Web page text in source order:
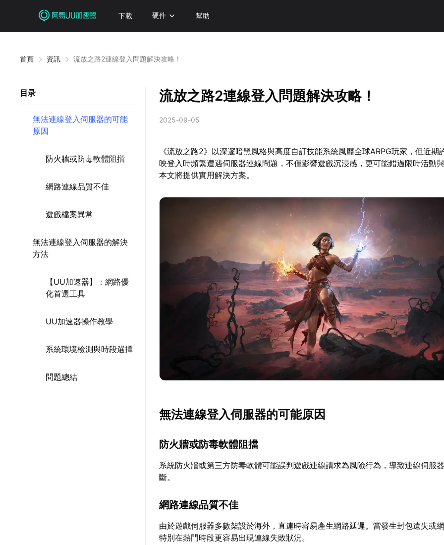
下載 硬件 幫助
首頁 資訊 流放之路2連線登入問題解決攻略！
目录
無法連線登入伺服器的可能
原因
防火牆或防毒軟體阻擋
網路連線品質不佳
遊戲檔案異常
無法連線登入伺服器的解決
方法
【UU加速器】：網路優
化首選工具
UU加速器操作教學
系統環境檢測與時段選擇
問題總結
流放之路2連線登入問題解決攻略！
2025-09-05
《流放之路2》以深邃暗黑風格與高度自訂技能系統風靡全球ARPG玩家，但近期
映登入時頻繁遭遇伺服器連線問題，不僅影響遊戲沉浸感，更可能錯過限時活動
本文將提供實用解決方案。
無法連線登入伺服器的可能原因
防火牆或防毒軟體阻擋
系統防火牆或第三方防毒軟體可能誤判遊戲連線請求為風險行為，導致連線伺服
斷。
網路連線品質不佳
由於遊戲伺服器多數架設於海外，直連時容易產生網路延遲。當發生封包遺失或
特別在熱門時段更容易出現連線失敗狀況。